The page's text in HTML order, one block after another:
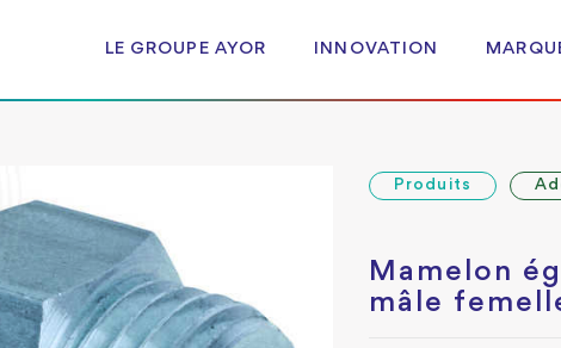
LE GROUPE AYOR INNOVATION
Produits
Mamelon
mâle